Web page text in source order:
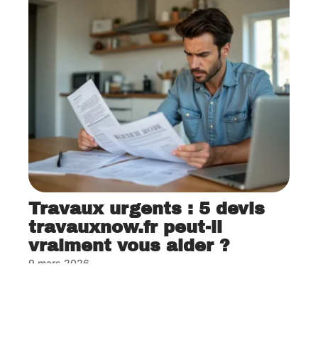
Travaux urgents : 5 devis
travauxnow.fr peut-il
vraiment vous aider ?
9 mars 2026